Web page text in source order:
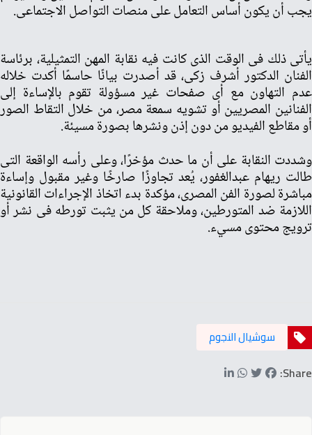
يجب أن يكون أساس التعامل على منصات التواصل الاجتماعى.
يأتى ذلك فى الوقت الذى كانت فيه نقابة المهن التمثيلية، برئاسة
الفنان الدكتور أشرف زكى، قد أصدرت بيانًا حاسمًا أكدت خلاله
عدم التهاون مع أى صفحات غير مسؤولة تقوم بالإساءة إلى
الفنانين المصريين أو تشويه سمعة مصر، من خلال التقاط الصور
أو مقاطع الفيديو من دون إذن ونشرها بصورة مسيئة.
وشددت النقابة على أن ما حدث مؤخرًا، وعلى رأسه الواقعة التى
طالت ريهام عبدالغفور، يُعد تجاوزًا صارخًا وغير مقبول وإساءة
مباشرة لصورة الفن المصرى، مؤكدة بدء اتخاذ الإجراءات القانونية
اللازمة ضد المتورطين، وملاحقة كل من يثبت تورطه فى نشر أو
ترويج محتوى مسيء.
سوشيال النجوم
Share: